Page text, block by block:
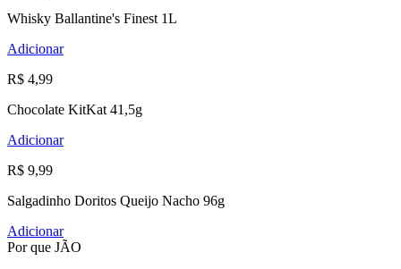
Whisky Ballantine's Finest 1L
Adicionar
R$ 4,99
Chocolate KitKat 41,5g
Adicionar
R$ 9,99
Salgadinho Doritos Queijo Nacho 96g
Adicionar
Por que JÃO